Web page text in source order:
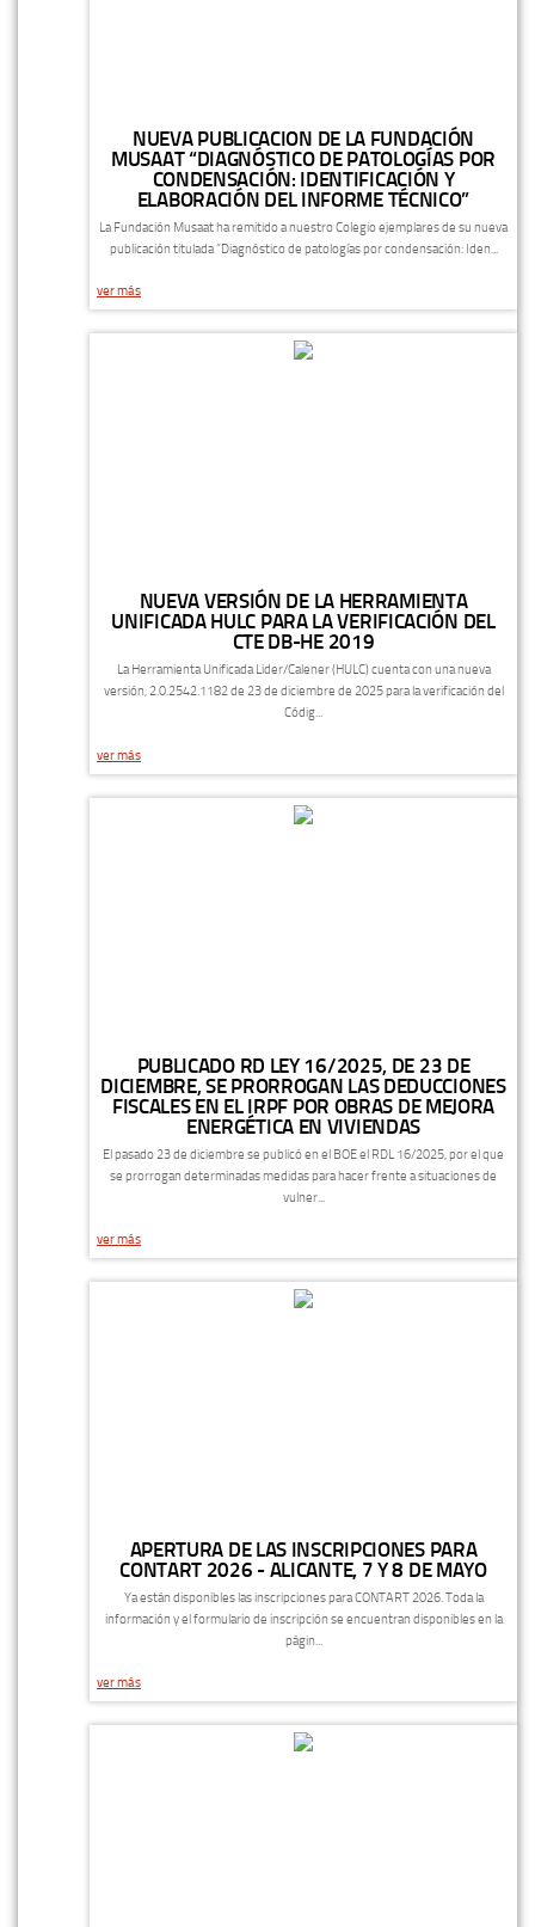
NUEVA PUBLICACION DE LA FUNDACIÓN
MUSAAT “DIAGNÓSTICO DE PATOLOGÍAS POR
CONDENSACIÓN: IDENTIFICACIÓN Y
ELABORACIÓN DEL INFORME TÉCNICO”
La Fundación Musaat ha remitido a nuestro Colegio ejemplares de su nueva
publicación titulada “Diagnóstico de patologías por condensación: Iden...
ver más
NUEVA VERSIÓN DE LA HERRAMIENTA
UNIFICADA HULC PARA LA VERIFICACIÓN DEL
CTE DB-HE 2019
La Herramienta Unificada Lider/Calener (HULC) cuenta con una nueva
versión, 2.0.2542.1182 de 23 de diciembre de 2025 para la verificación del
Códig...
ver más
PUBLICADO RD LEY 16/2025, DE 23 DE
DICIEMBRE, SE PRORROGAN LAS DEDUCCIONES
FISCALES EN EL IRPF POR OBRAS DE MEJORA
ENERGÉTICA EN VIVIENDAS
El pasado 23 de diciembre se publicó en el BOE el RDL 16/2025, por el que
se prorrogan determinadas medidas para hacer frente a situaciones de
vulner...
ver más
APERTURA DE LAS INSCRIPCIONES PARA
CONTART 2026 - ALICANTE, 7 Y 8 DE MAYO
Ya están disponibles las inscripciones para CONTART 2026. Toda la
información y el formulario de inscripción se encuentran disponibles en la
págin...
ver más